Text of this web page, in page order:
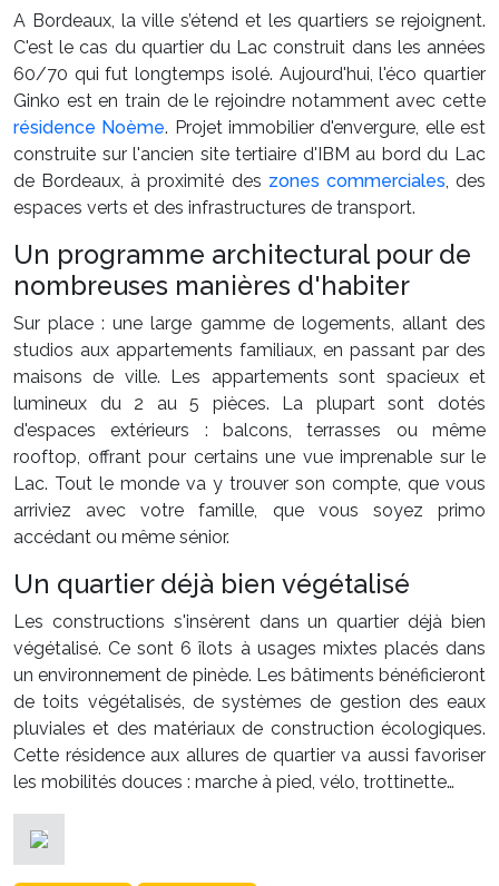
A Bordeaux, la ville s’étend et les quartiers se rejoignent.
C'est le cas du quartier du Lac construit dans les années
60/70 qui fut longtemps isolé. Aujourd'hui, l'éco quartier
Ginko est en train de le rejoindre notamment avec cette
résidence Noème. Projet immobilier d'envergure, elle est
construite sur l'ancien site tertiaire d'IBM au bord du Lac
de Bordeaux, à proximité des zones commerciales, des
espaces verts et des infrastructures de transport.
Un programme architectural pour de
nombreuses manières d'habiter
Sur place : une large gamme de logements, allant des
studios aux appartements familiaux, en passant par des
maisons de ville. Les appartements sont spacieux et
lumineux du 2 au 5 pièces. La plupart sont dotés
d'espaces extérieurs : balcons, terrasses ou même
rooftop, offrant pour certains une vue imprenable sur le
Lac. Tout le monde va y trouver son compte, que vous
arriviez avec votre famille, que vous soyez primo
accédant ou même sénior.
Un quartier déjà bien végétalisé
Les constructions s'insèrent dans un quartier déjà bien
végétalisé. Ce sont 6 îlots à usages mixtes placés dans
un environnement de pinède. Les bâtiments bénéficieront
de toits végétalisés, de systèmes de gestion des eaux
pluviales et des matériaux de construction écologiques.
Cette résidence aux allures de quartier va aussi favoriser
les mobilités douces : marche à pied, vélo, trottinette…